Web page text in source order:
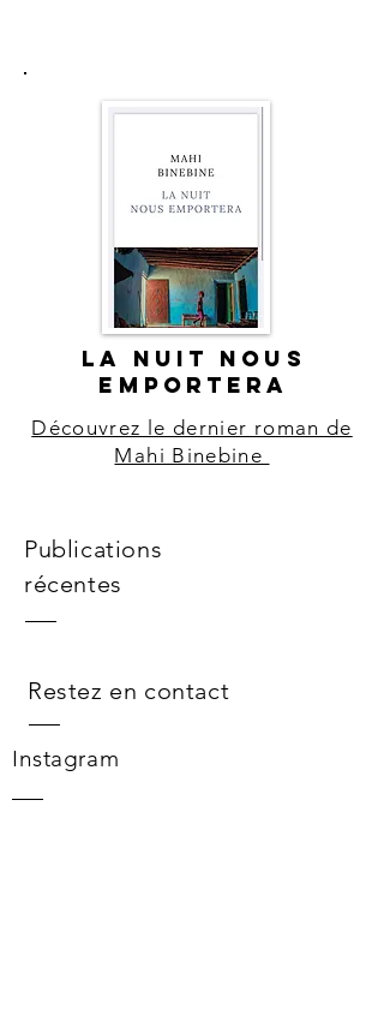
LA NUIT NOUS
EMPORTERA
Découvrez le dernier roman de
Mahi Binebine
Publications
récentes
Restez en contact
Instagram